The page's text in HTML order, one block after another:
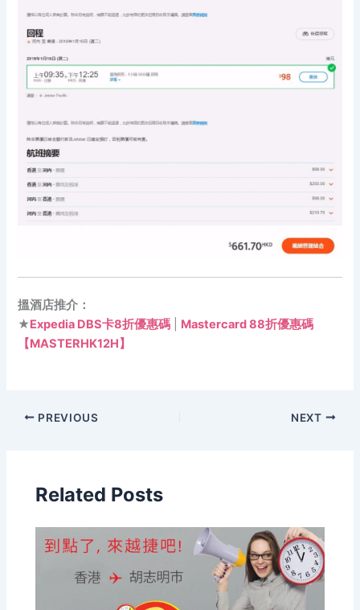
搵酒店推介：
★Expedia DBS卡8折優惠碼
Mastercard 88折優惠碼
【MASTERHK12H】
PREVIOUS NEXT
Related Posts